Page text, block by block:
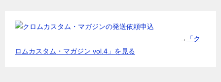
→
「ク
ロムカスタム・マガジン vol.4」を見る